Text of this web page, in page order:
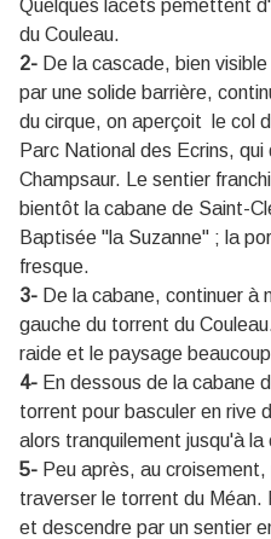
Quelques lacets pemettent
du Couleau.
2- De la cascade, bien
par une solide barrière,
du cirque, on aperçoit le col
Parc National des Ecrins,
Champsaur. Le sentier
bientôt la cabane de Saint-
Baptisée "la Suzanne" ; la
fresque.
3- De la cabane, continuer à
gauche du torrent du
raide et le paysage
4- En dessous de la cabane
torrent pour basculer en rive
alors tranquilement jusqu'à la
5- Peu après, au
traverser le torrent du Méan.
et descendre par un sentier